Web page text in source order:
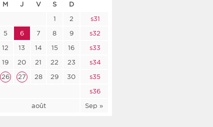
M J V S D
août Sep »
1 2
s31
5 6 7 8 9
s32
12 13 14 15 16
s33
19 20 21 22 23
s34
26 27 28 29 30
s35
s36